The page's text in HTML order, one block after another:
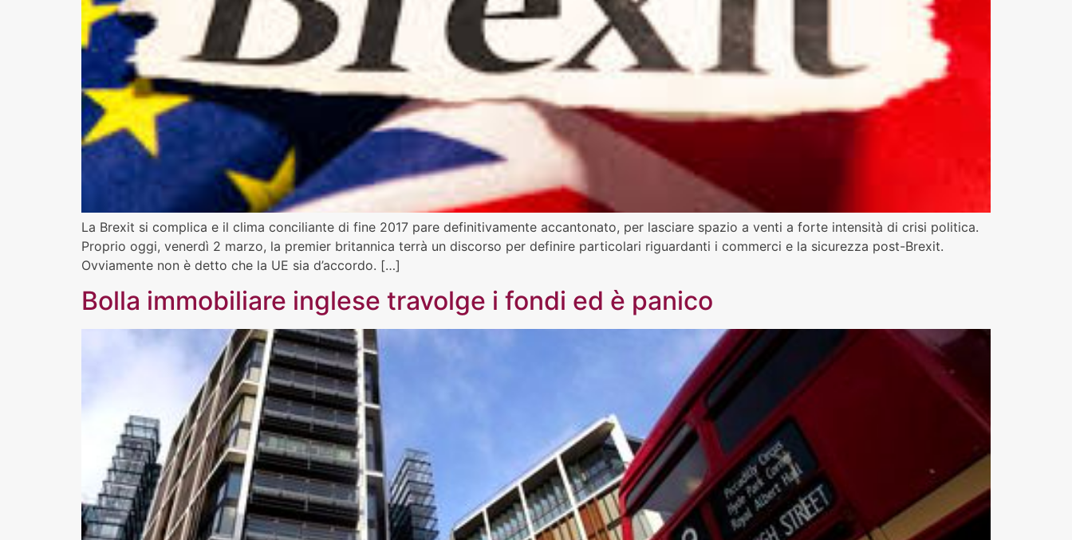
La Brexit si complica e il clima conciliante di fine 2017 pare definitivamente accantonato, per lasciare spazio a venti a forte intensità di crisi politica.
Proprio oggi, venerdì 2 marzo, la premier britannica terrà un discorso per definire particolari riguardanti i commerci e la sicurezza post-Brexit.
Ovviamente non è detto che la UE sia d’accordo. […]
Bolla immobiliare inglese travolge i fondi ed è panico